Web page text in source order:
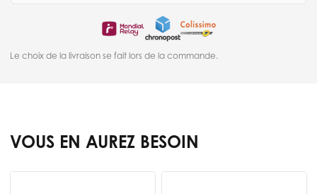
Le choix de la livraison se fait lors de la commande.
VOUS EN AUREZ BESOIN
Press to skip carousel